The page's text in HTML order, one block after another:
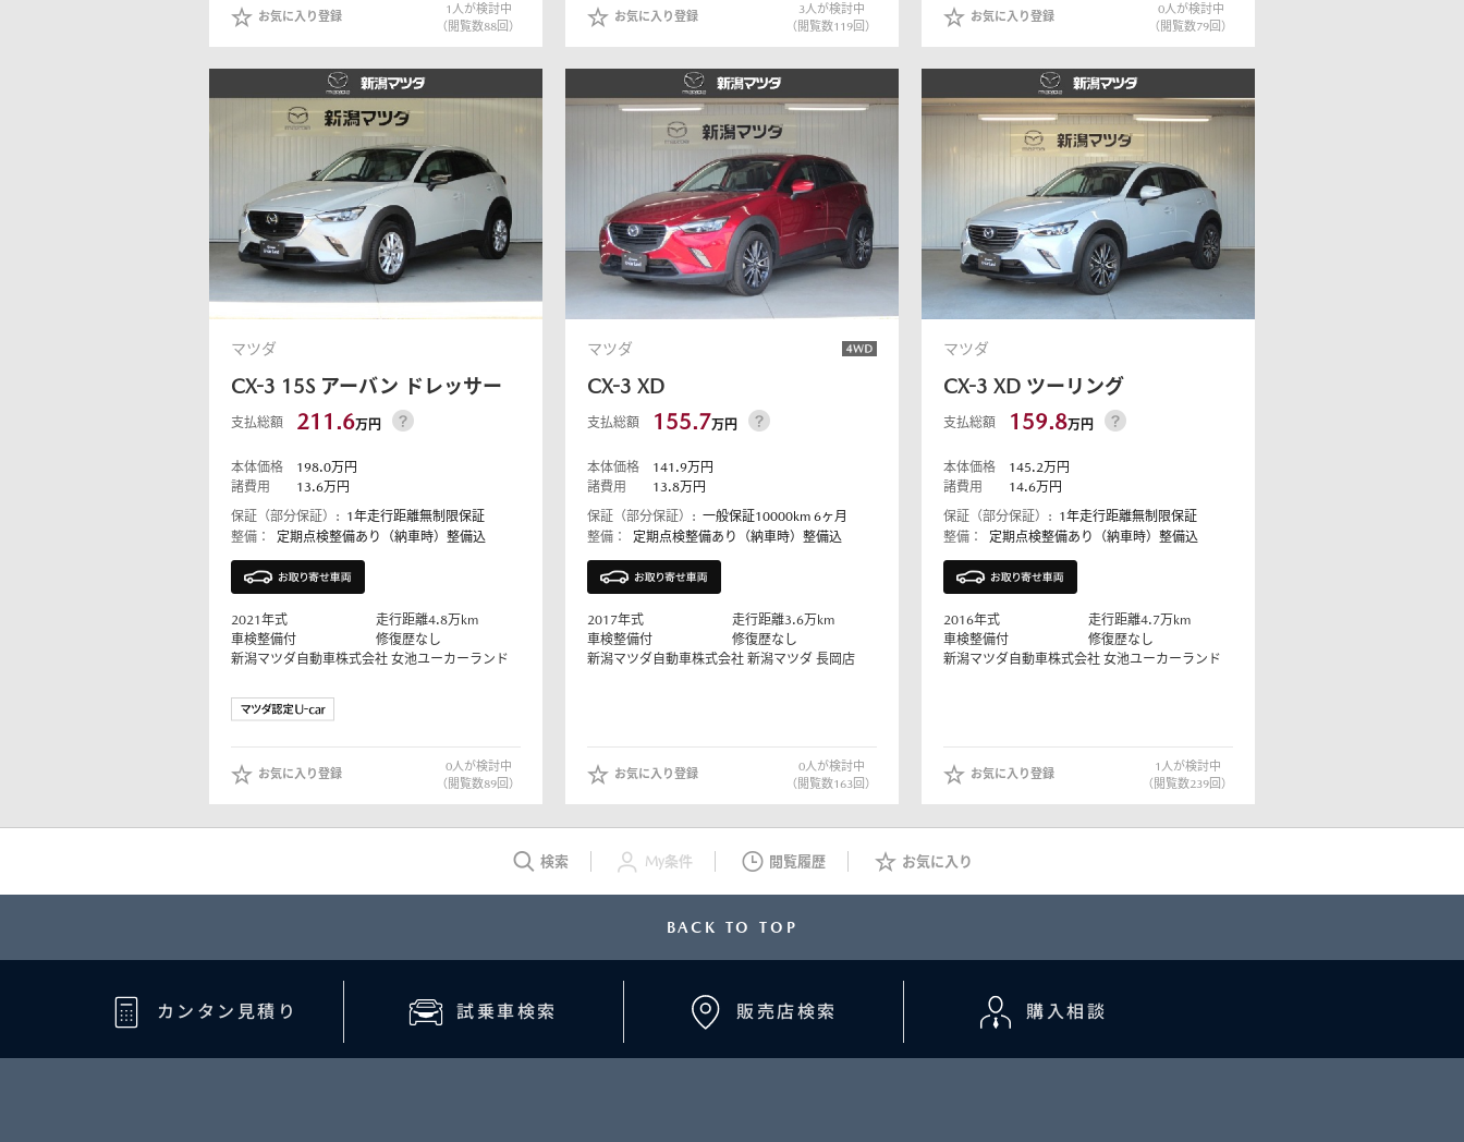
法人のお客様
インフォメーション
お引越しのとき 万が一の時は
法規情報
お気に入り登録
1 人が検討中
（閲覧数88回）
お気に入り登録
3人が検討中
（閲覧数119回）
お気に入り登録
0人が検討中
（閲覧数79回）
マツダ
CX-3 15S アーバン ドレッサー
支払総額 211.6万円
本体価格 198.0万円
諸費用
13.6万円
保証（部分保証）: 1年走行距離無制限保証
整備：
定期点検整備あり（納車時）整備込
2021年式 走行距離4.8万km
車検整備付
修復歴なし
新潟マツダ自動車株式会社 女池ユーカーランド
お気に入り登録
0人が検討中
（閲覧数89回）
マツダ
CX-3 XD
支払総額 155.7万円
本体価格 141.9万円
諸費用
13.8万円
保証（部分保証）: 一般保証10000km 6ヶ月
整備：
定期点検整備あり（納車時）整備込
2017年式 走行距離3.6万km
車検整備付
修復歴なし
新潟マツダ自動車株式会社 新潟マツダ 長岡店
お気に入り登録
0人が検討中
（閲覧数163回）
マツダ
CX-3 XD ツーリング
支払総額 159.8万円
本体価格 145.2万円
諸費用
14.6万円
保証（部分保証）: 1年走行距離無制限保証
整備：
定期点検整備あり（納車時）整備込
2016年式 走行距離4.7万km
車検整備付
修復歴なし
新潟マツダ自動車株式会社 女池ユーカーランド
お気に入り登録
1 人が検討中
（閲覧数239回）
検索 My条件 閲覧履歴 お気に入り
BACK TO TOP
カンタン見積り 試乗車検索 販売店検索 購入相談